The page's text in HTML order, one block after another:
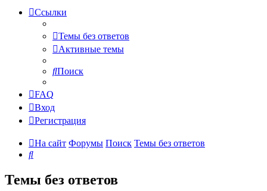
Ссылки
Темы без ответов
Активные темы
Поиск
FAQ
Вход
Регистрация
На сайт Форумы Поиск Темы без ответов
Поиск
Темы без ответов